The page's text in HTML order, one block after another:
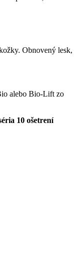
Obnovený lesk,
alebo Bio-Lift zo
10 ošetrení